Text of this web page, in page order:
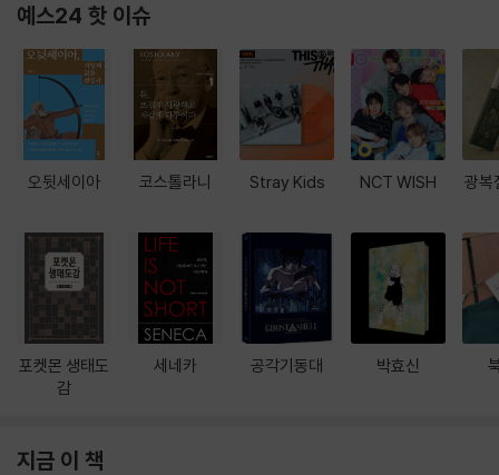
예스24 핫 이슈
오뒷세이아
포켓몬 생태도
감
코스톨라니
세네카
Stray Kids
공각기동대
NCT WISH
박효신
광복
지금 이 책